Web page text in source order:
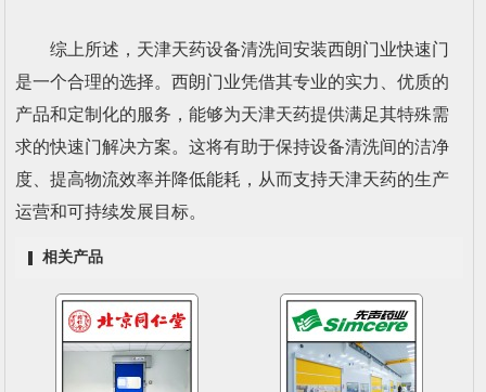
综上所述，天津天药设备清洗间安装西朗门业快速门
是一个合理的选择。西朗门业凭借其专业的实力、优质的
产品和定制化的服务，能够为天津天药提供满足其特殊需
求的快速门解决方案。这将有助于保持设备清洗间的洁净
度、提高物流效率并降低能耗，从而支持天津天药的生产
运营和可持续发展目标。
相关产品